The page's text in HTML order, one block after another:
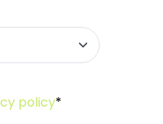
policy*